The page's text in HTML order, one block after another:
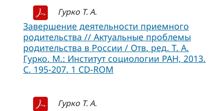
Гурко Т. А.
Завершение деятельности приемного
родительства // Актуальные проблемы
родительства в России / Отв. ред. Т. А.
Гурко. М.: Институт социологии РАН, 2013.
С. 195-207. 1 CD-ROM
Гурко Т. А.